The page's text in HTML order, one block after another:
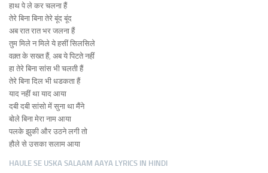
हाथ पे ले कर चलना हैं
तेरे बिना बिना तेरे बूंद बूंद
अब रात रात भर जलना हैं
तुम मिले न मिले ये हसीं सिलसिले
वक़्त के सख्त हैं, अब ये पिटते नहीं
हा तेरे बिना सांस भी चलती हैं
तेरे बिना दिल भी धडकता हैं
याद नहीं था याद आया
दबी दबी सांसो में सुना था मैंने
बोले बिना मेरा नाम आया
पलके झुकी और उठने लगी तो
हौले से उसका सलाम आया
HAULE SE USKA SALAAM AAYA LYRICS IN HINDI